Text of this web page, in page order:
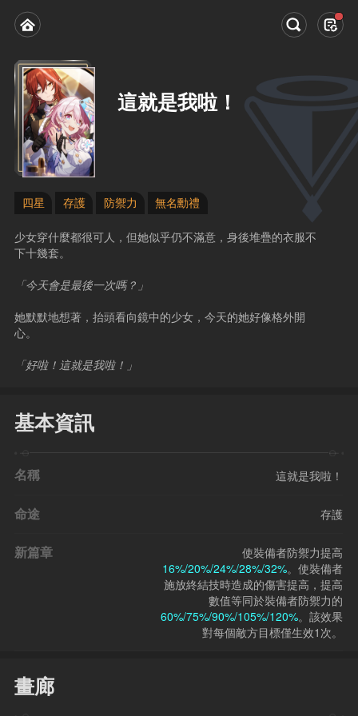
這就是我啦！
四星 存護 防禦力 無名勳禮
少女穿什麼都很可人，但她似乎仍不滿意，身後堆疊的衣服不
下十幾套。
「今天會是最後一次嗎？」
她默默地想著，抬頭看向鏡中的少女，今天的她好像格外開
心。
「好啦！這就是我啦！」
基本資訊
名稱 這就是我啦！
命途 存護
新篇章
使裝備者防禦力提高
16%/20%/24%/28%/32%。使裝備者
施放終結技時造成的傷害提高，提高
數值等同於裝備者防禦力的
60%/75%/90%/105%/120%。該效果
對每個敵方目標僅生效1次。
畫廊